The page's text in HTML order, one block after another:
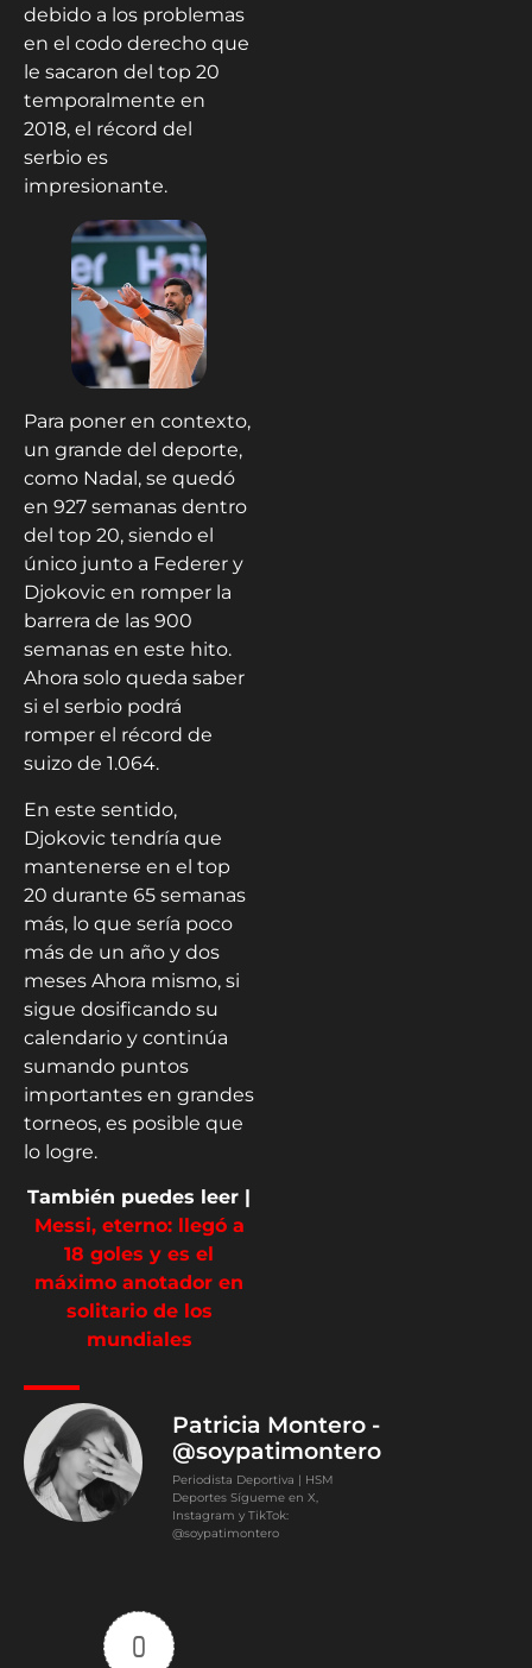
debido a los problemas
en el codo derecho que
le sacaron del top 20
temporalmente en
2018, el récord del
serbio es
impresionante.
Para poner en contexto,
un grande del deporte,
como Nadal, se quedó
en 927 semanas dentro
del top 20, siendo el
único junto a Federer y
Djokovic en romper la
barrera de las 900
semanas en este hito.
Ahora solo queda saber
si el serbio podrá
romper el récord de
suizo de 1.064.
En este sentido,
Djokovic tendría que
mantenerse en el top
20 durante 65 semanas
más, lo que sería poco
más de un año y dos
meses Ahora mismo, si
sigue dosificando su
calendario y continúa
sumando puntos
importantes en grandes
torneos, es posible que
lo logre.
También puedes leer |
Messi, eterno: llegó a
18 goles y es el
máximo anotador en
solitario de los
mundiales
Patricia Montero -
@soypatimontero
Periodista Deportiva | HSM
Deportes Sígueme en X,
Instagram y TikTok:
@soypatimontero
0